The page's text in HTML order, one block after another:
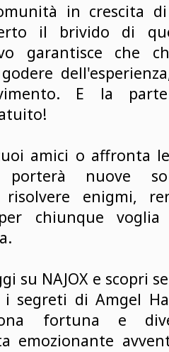
in crescita
il brivido di
garantisce che
E la
amici o affronta
porterà nuove
risolvere enigmi,
chiunque
su NAJOX e scopri
i segreti di Amgel
fortuna e
emozionante